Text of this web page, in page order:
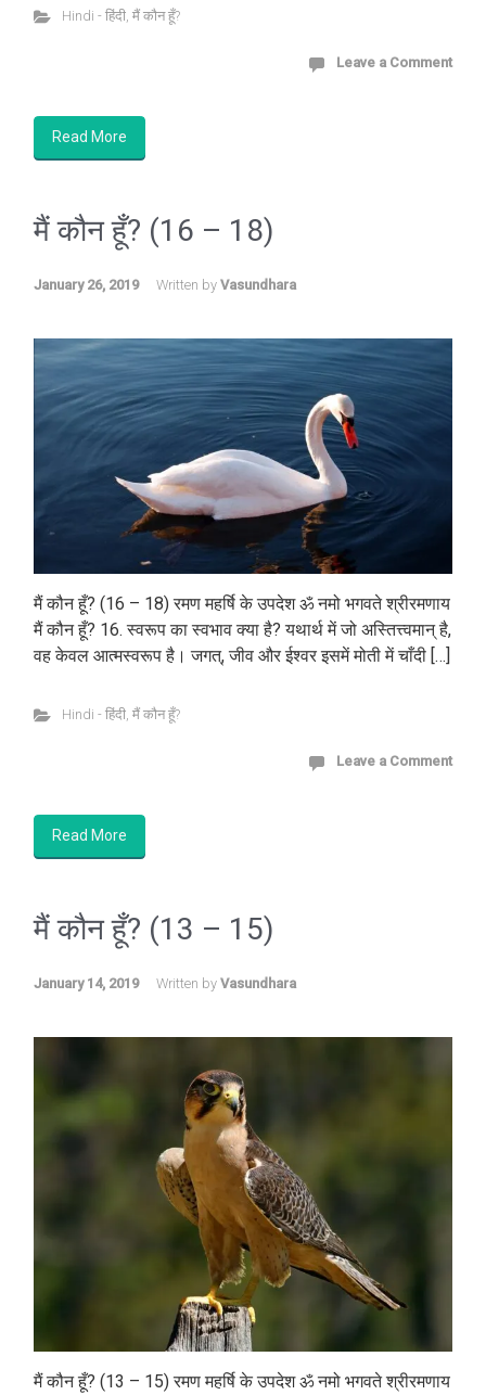
Hindi - हिंदी, मैं कौन हूँ?
Leave a Comment
Read More
मैं कौन हूँ? (16 – 18)
January 26, 2019 Written by Vasundhara
मैं कौन हूँ? (16 – 18) रमण महर्षि के उपदेश ॐ नमो भगवते श्रीरमणाय
मैं कौन हूँ? 16. स्वरूप का स्वभाव क्या है? यथार्थ में जो अस्तित्त्वमान् है,
वह केवल आत्मस्वरूप है। जगत्, जीव और ईश्वर इसमें मोती में चाँदी […]
Hindi - हिंदी, मैं कौन हूँ?
Leave a Comment
Read More
मैं कौन हूँ? (13 – 15)
January 14, 2019 Written by Vasundhara
मैं कौन हूँ? (13 – 15) रमण महर्षि के उपदेश ॐ नमो भगवते श्रीरमणाय